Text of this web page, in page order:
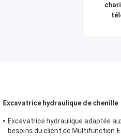
Excavatrice hydraulique de chenille
Excavatrice hydraulique adaptée
besoins du client de Multifunction